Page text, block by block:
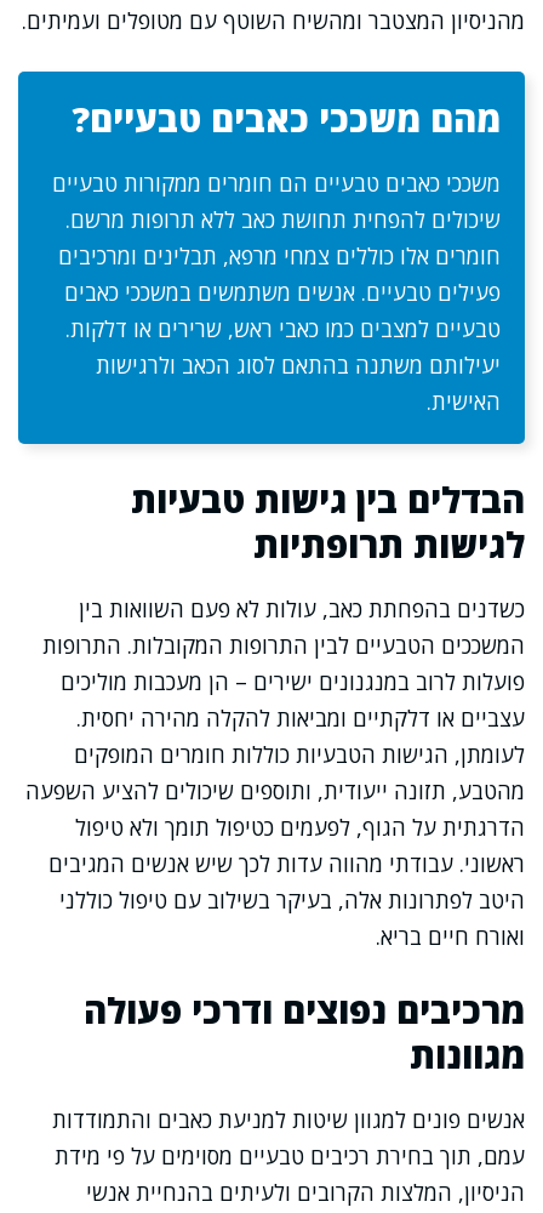
מהניסיון המצטבר ומהשיח השוטף עם מטופלים ועמיתים.
מהם משככי כאבים טבעיים?
משככי כאבים טבעיים הם חומרים ממקורות טבעיים
שיכולים להפחית תחושת כאב ללא תרופות מרשם.
חומרים אלו כוללים צמחי מרפא, תבלינים ומרכיבים
פעילים טבעיים. אנשים משתמשים במשככי כאבים
טבעיים למצבים כמו כאבי ראש, שרירים או דלקות.
יעילותם משתנה בהתאם לסוג הכאב ולרגישות
האישית.
הבדלים בין גישות טבעיות
לגישות תרופתיות
כשדנים בהפחתת כאב, עולות לא פעם השוואות בין
המשככים הטבעיים לבין התרופות המקובלות. התרופות
פועלות לרוב במנגנונים ישירים – הן מעכבות מוליכים
עצביים או דלקתיים ומביאות להקלה מהירה יחסית.
לעומתן, הגישות הטבעיות כוללות חומרים המופקים
מהטבע, תזונה ייעודית, ותוספים שיכולים להציע השפעה
הדרגתית על הגוף, לפעמים כטיפול תומך ולא טיפול
ראשוני. עבודתי מהווה עדות לכך שיש אנשים המגיבים
היטב לפתרונות אלה, בעיקר בשילוב עם טיפול כוללני
ואורח חיים בריא.
מרכיבים נפוצים ודרכי פעולה
מגוונות
אנשים פונים למגוון שיטות למניעת כאבים והתמודדות
עמם, תוך בחירת רכיבים טבעיים מסוימים על פי מידת
הניסיון, המלצות הקרובים ולעיתים בהנחיית אנשי